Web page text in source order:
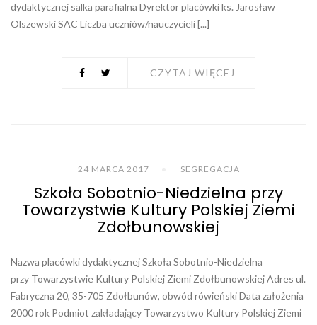
dydaktycznej salka parafialna Dyrektor placówki ks. Jarosław
Olszewski SAC Liczba uczniów/nauczycieli [...]
CZYTAJ WIĘCEJ
24 MARCA 2017 SEGREGACJA
Szkoła Sobotnio-Niedzielna przy
Towarzystwie Kultury Polskiej Ziemi
Zdołbunowskiej
Nazwa placówki dydaktycznej Szkoła Sobotnio-Niedzielna
przy Towarzystwie Kultury Polskiej Ziemi Zdołbunowskiej Adres ul.
Fabryczna 20, 35-705 Zdołbunów, obwód rówieński Data założenia
2000 rok Podmiot zakładający Towarzystwo Kultury Polskiej Ziemi